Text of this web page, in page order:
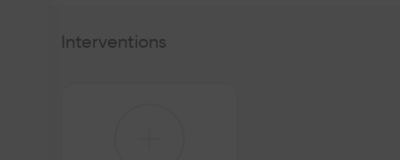
Interventions